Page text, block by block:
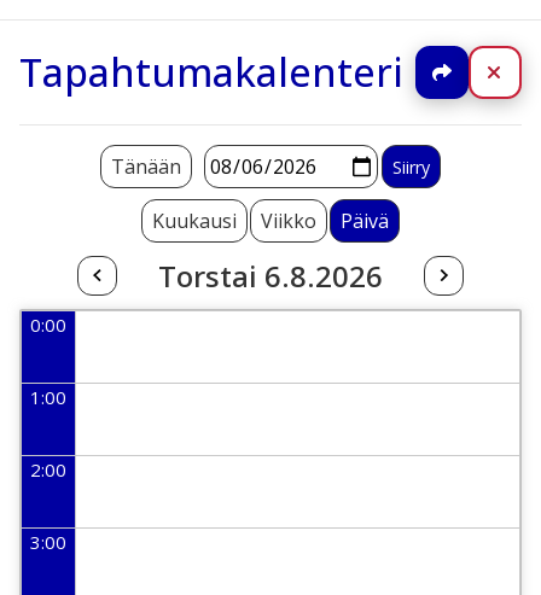
Tapahtumakalenteri Jaa
Kuukausi Viikko Päivä
Torstai 6.8.2026
Tänään
0:00
1:00
2:00
3:00